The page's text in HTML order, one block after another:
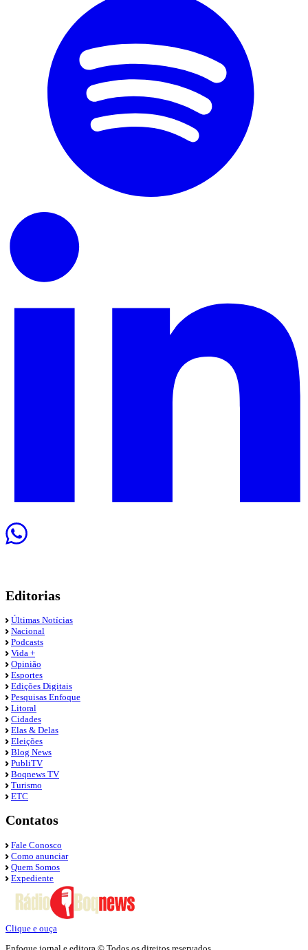
Editorias
Últimas Notícias
Nacional
Podcasts
Vida +
Opinião
Esportes
Edições Digitais
Pesquisas Enfoque
Litoral
Cidades
Elas & Delas
Eleições
Blog News
PubliTV
Boqnews TV
Turismo
ETC
Contatos
Fale Conosco
Como anunciar
Quem Somos
Expediente
Clique e ouça